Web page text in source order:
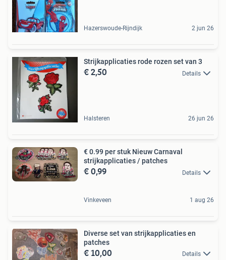
Hazerswoude-Rijndijk 2 jun 26
Strijkapplicaties rode rozen set van 3
€ 2,50 Details
Halsteren 26 jun 26
€ 0.99 per stuk Nieuw Carnaval
strijkapplicaties / patches
€ 0,99 Details
Vinkeveen 1 aug 26
Diverse set van strijkapplicaties en
patches
€ 10,00 Details